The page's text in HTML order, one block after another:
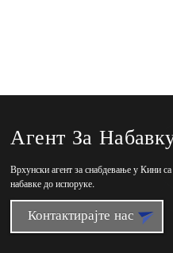
Агент За
Врхунски агент за снабдевање у Кини
набавке до испоруке.
Контактирајте нас